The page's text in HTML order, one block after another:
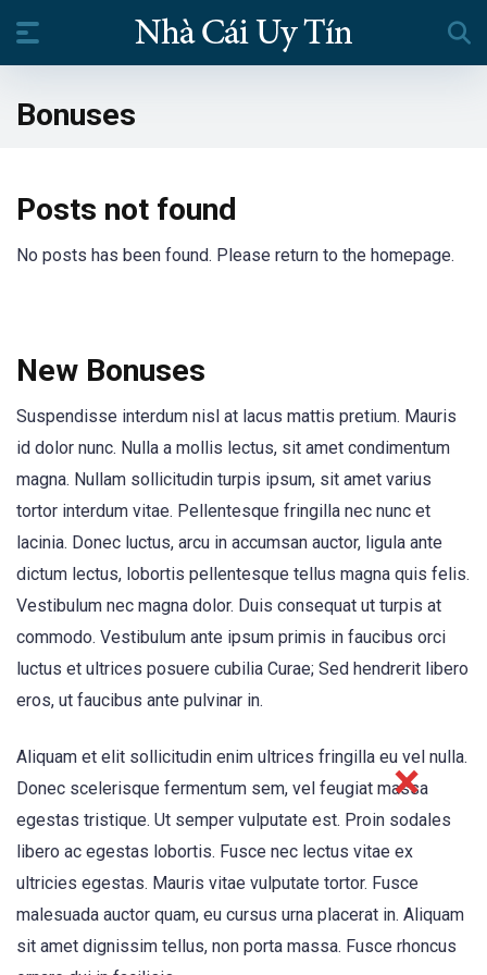
Bonuses
Posts not found
No posts has been found. Please return to the homepage.
New Bonuses
Suspendisse interdum nisl at lacus mattis pretium. Mauris
id dolor nunc. Nulla a mollis lectus, sit amet condimentum
magna. Nullam sollicitudin turpis ipsum, sit amet varius
tortor interdum vitae. Pellentesque fringilla nec nunc et
lacinia. Donec luctus, arcu in accumsan auctor, ligula ante
dictum lectus, lobortis pellentesque tellus magna quis felis.
Vestibulum nec magna dolor. Duis consequat ut turpis at
commodo. Vestibulum ante ipsum primis in faucibus orci
luctus et ultrices posuere cubilia Curae; Sed hendrerit libero
eros, ut faucibus ante pulvinar in.
Aliquam et elit sollicitudin enim ultrices fringilla eu vel nulla.
Donec scelerisque fermentum sem, vel feugiat massa
egestas tristique. Ut semper vulputate est. Proin sodales
libero ac egestas lobortis. Fusce nec lectus vitae ex
ultricies egestas. Mauris vitae vulputate tortor. Fusce
malesuada auctor quam, eu cursus urna placerat in. Aliquam
sit amet dignissim tellus, non porta massa. Fusce rhoncus